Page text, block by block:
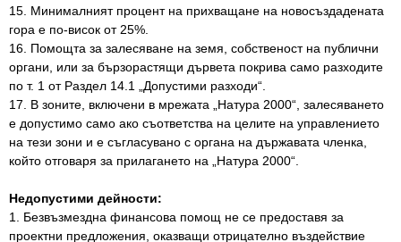
15. Минималният процент на прихващане на новосъздадената
гора е по-висок от 25%.
16. Помощта за залесяване на земя, собственост на публични
органи, или за бързорастящи дървета покрива само разходите
по т. 1 от Раздел 14.1 „Допустими разходи“.
17. В зоните, включени в мрежата „Натура 2000“, залесяването
е допустимо само ако съответства на целите на управлението
на тези зони и е съгласувано с органа на държавата членка,
който отговаря за прилагането на „Натура 2000“.
Недопустими дейности:
1. Безвъзмездна финансова помощ не се предоставя за
проектни предложения, оказващи отрицателно въздействие